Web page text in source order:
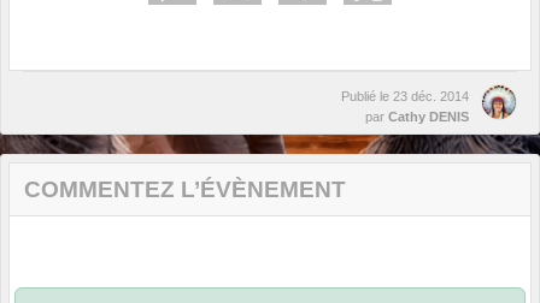
Publié le 23 déc. 2014
par Cathy DENIS
COMMENTEZ L’ÉVÈNEMENT